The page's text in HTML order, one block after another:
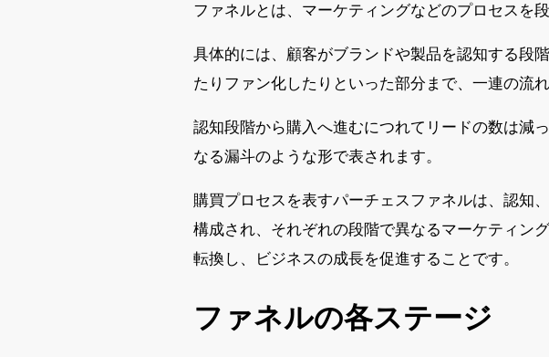
ファネルとは、マーケティングなどのプロセスを
具体的には、顧客がブランドや製品を認知する段
たりファン化したりといった部分まで、一連の流
認知段階から購入へ進むにつれてリードの数は減
なる漏斗のような形で表されます。
購買プロセスを表すパーチェスファネルは、認知
構成され、それぞれの段階で異なるマーケティン
転換し、ビジネスの成長を促進することです。
ファネルの各ステージ